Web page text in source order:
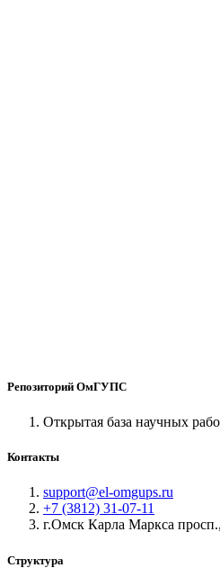
Репозиторий ОмГУПС
Открытая база научных
Контакты
support@el-omgups.ru
+7 (3812) 31-07-11
г.Омск Карла Маркса
Структура